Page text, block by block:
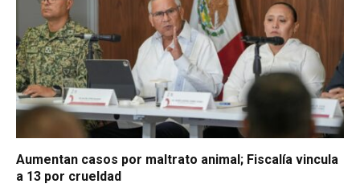
Aumentan casos por maltrato animal; Fiscalía vincula
a 13 por crueldad